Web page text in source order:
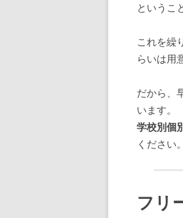
というこ
これを繰
らいは用
だから、
います。
学校別個
ください。
フリ